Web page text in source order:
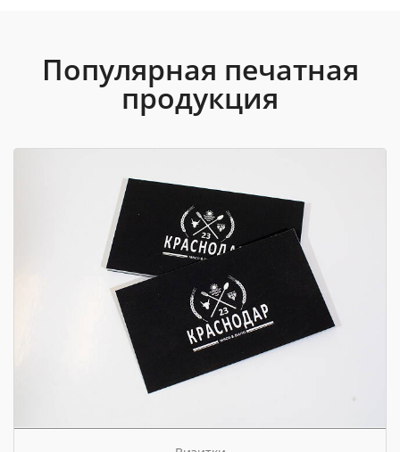
Популярная печатная
продукция